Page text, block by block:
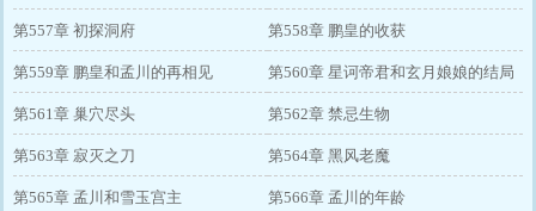
第557章 初探洞府 第558章 鹏皇的收获
第559章 鹏皇和孟川的再相见 第560章 星诃帝君和玄月娘娘的结局
第561章 巢穴尽头 第562章 禁忌生物
第563章 寂灭之刀 第564章 黑风老魔
第565章 孟川和雪玉宫主 第566章 孟川的年龄